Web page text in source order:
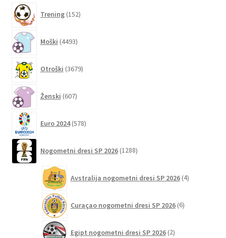
Trening 152izdelkov
Moški 4493izdelkov
Otroški 3679izdelkov
Ženski 607izdelkov
Euro 2024 578izdelkov
Nogometni dresi SP 2026 1288izdelkov
Avstralija nogometni dresi SP 2026 4izdelki
Curaçao nogometni dresi SP 2026 6izdelkov
Egipt nogometni dresi SP 2026 2